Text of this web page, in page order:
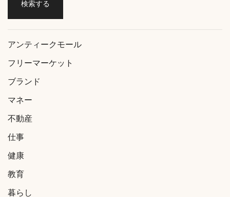
アンティークモール
フリーマーケット
ブランド
マネー
不動産
仕事
健康
教育